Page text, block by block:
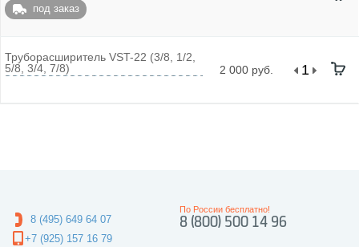
под заказ
Труборасширитель VST-22 (3/8, 1/2,
5/8, 3/4, 7/8)
2 000 руб.
8 (495) 649 64 07
+7 (925) 157 16 79
8 (800) 500 14 96
По России бесплатно!